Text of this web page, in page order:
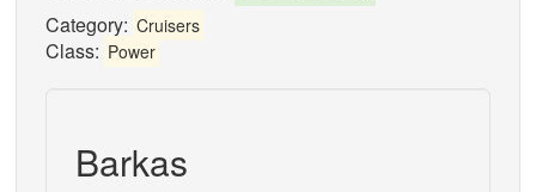
Category: Cruisers
Class: Power
Barkas